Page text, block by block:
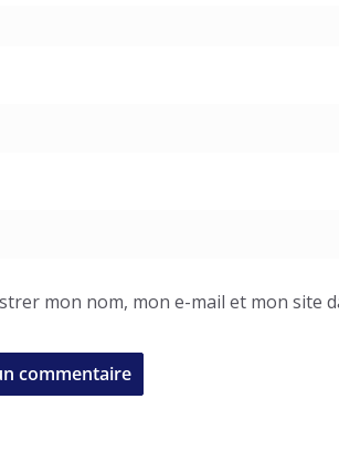
mon nom, mon e-mail et mon site